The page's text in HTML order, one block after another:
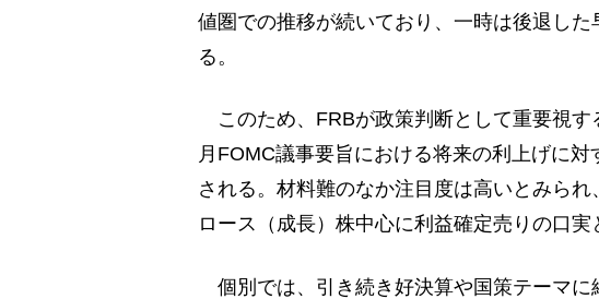
値圏での推移が続いており、一時は後退し
る。
このため、FRBが政策判断として重要視す
月FOMC議事要旨における将来の利上げに
される。材料難のなか注目度は高いとみら
ロース（成長）株中心に利益確定売りの口実
個別では、引き続き好決算や国策テーマに